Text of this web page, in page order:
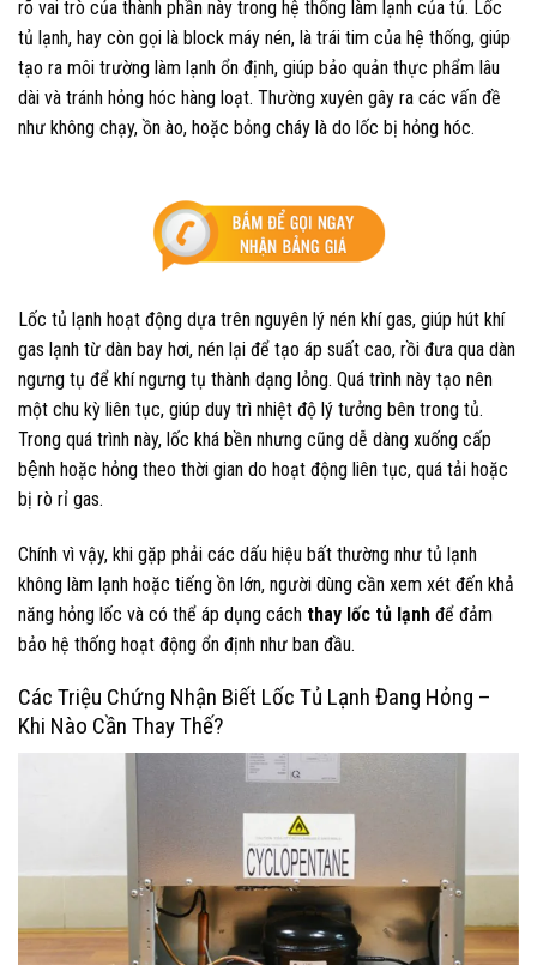
rõ vai trò của thành phần này trong hệ thống làm lạnh của tủ. Lốc
tủ lạnh, hay còn gọi là block máy nén, là trái tim của hệ thống, giúp
tạo ra môi trường làm lạnh ổn định, giúp bảo quản thực phẩm lâu
dài và tránh hỏng hóc hàng loạt. Thường xuyên gây ra các vấn đề
như không chạy, ồn ào, hoặc bỏng cháy là do lốc bị hỏng hóc.
Lốc tủ lạnh hoạt động dựa trên nguyên lý nén khí gas, giúp hút khí
gas lạnh từ dàn bay hơi, nén lại để tạo áp suất cao, rồi đưa qua dàn
ngưng tụ để khí ngưng tụ thành dạng lỏng. Quá trình này tạo nên
một chu kỳ liên tục, giúp duy trì nhiệt độ lý tưởng bên trong tủ.
Trong quá trình này, lốc khá bền nhưng cũng dễ dàng xuống cấp
bệnh hoặc hỏng theo thời gian do hoạt động liên tục, quá tải hoặc
bị rò rỉ gas.
Chính vì vậy, khi gặp phải các dấu hiệu bất thường như tủ lạnh
không làm lạnh hoặc tiếng ồn lớn, người dùng cần xem xét đến khả
năng hỏng lốc và có thể áp dụng cách thay lốc tủ lạnh để đảm
bảo hệ thống hoạt động ổn định như ban đầu.
Các Triệu Chứng Nhận Biết Lốc Tủ Lạnh Đang Hỏng –
Khi Nào Cần Thay Thế?